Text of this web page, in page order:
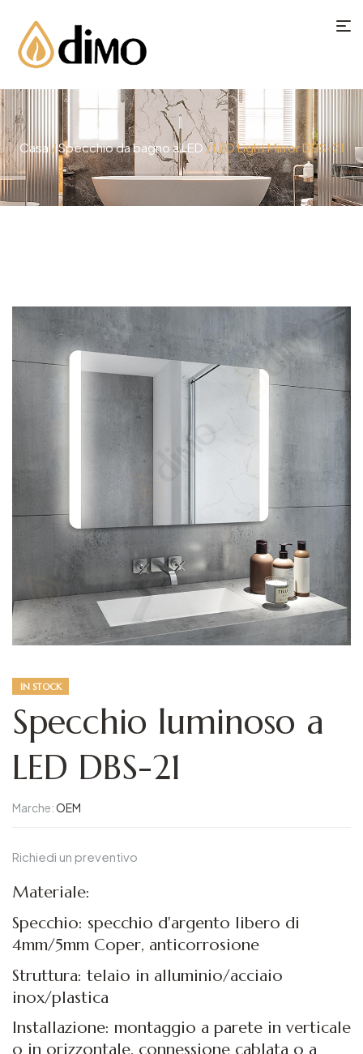
Casa/Specchio da bagno a LED/ LED Light Mirror​ DBS-21
IN STOCK
Specchio luminoso a
LED DBS-21
Marche:OEM
Richiedi un preventivo
Materiale:
Specchio: specchio d'argento libero di
4mm/5mm Coper, anticorrosione
Struttura: telaio in alluminio/acciaio
inox/plastica
Installazione: montaggio a parete in verticale
o in orizzontale, connessione cablata o a